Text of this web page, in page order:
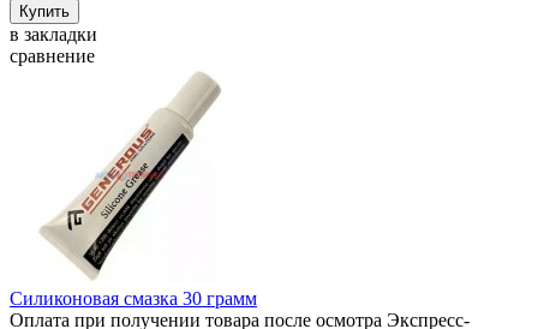
в закладки
сравнение
Силиконовая смазка 30 грамм
Оплата при получении товара после осмотра Экспресс-